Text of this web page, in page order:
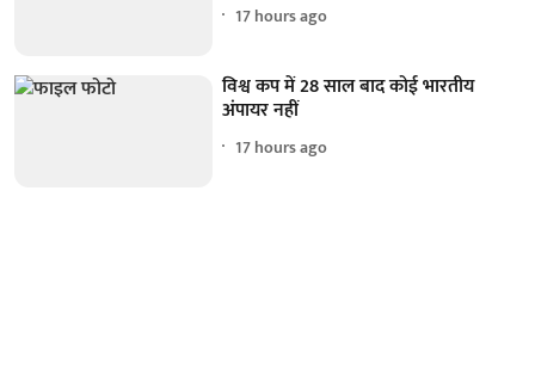
17 hours ago
विश्व कप में 28 साल बाद कोई भारतीय
अंपायर नहीं
17 hours ago